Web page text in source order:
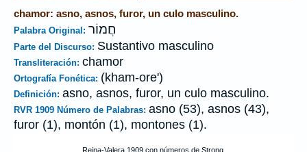
chamor: asno, asnos, furor, un culo masculino.
Palabra Original: חֲמוֹר
Parte del Discurso: Sustantivo masculino
Transliteración: chamor
Ortografía Fonética: (kham-ore')
Definición: asno, asnos, furor, un culo masculino.
RVR 1909 Número de Palabras: asno (53), asnos (43),
furor (1), montón (1), montones (1).